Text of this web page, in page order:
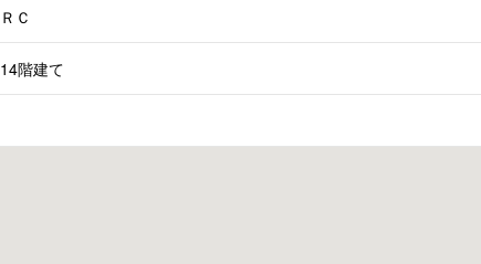
ＲＣ
14階建て